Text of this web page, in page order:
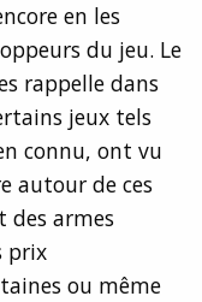
en les
du jeu. Le
rappelle dans
jeux tels
connu, ont vu
autour de ces
des armes
prix
ou même